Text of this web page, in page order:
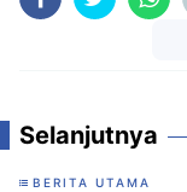
Selanjutnya
BERITA UTAMA